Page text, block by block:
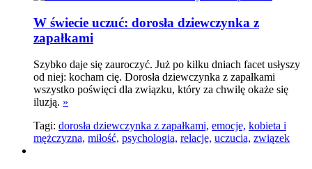
W świecie uczuć: dorosła dziewczynka z
zapałkami
Szybko daje się zauroczyć. Już po kilku dniach facet usłyszy
od niej: kocham cię. Dorosła dziewczynka z zapałkami
wszystko poświęci dla związku, który za chwilę okaże się
iluzją. »
Tagi: dorosła dziewczynka z zapałkami, emocje, kobieta i
mężczyzna, miłość, psychologia, relacje, uczucia, związek